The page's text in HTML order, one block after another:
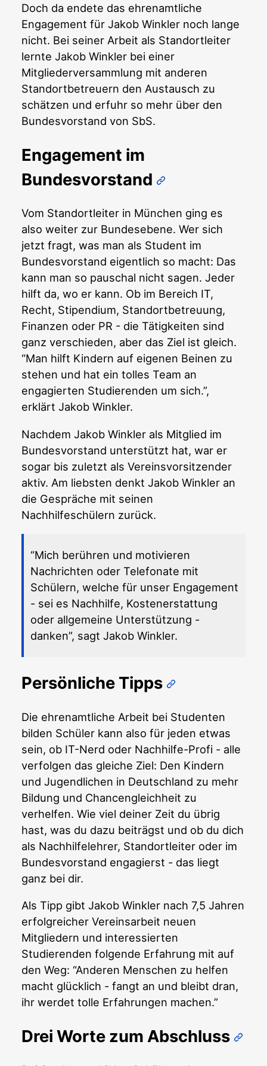
Doch da endete das ehrenamtliche
Engagement für Jakob Winkler noch lange
nicht. Bei seiner Arbeit als Standortleiter
lernte Jakob Winkler bei einer
Mitgliederversammlung mit anderen
Standortbetreuern den Austausch zu
schätzen und erfuhr so mehr über den
Bundesvorstand von SbS.
Engagement im
Bundesvorstand
Vom Standortleiter in München ging es
also weiter zur Bundesebene. Wer sich
jetzt fragt, was man als Student im
Bundesvorstand eigentlich so macht: Das
kann man so pauschal nicht sagen. Jeder
hilft da, wo er kann. Ob im Bereich IT,
Recht, Stipendium, Standortbetreuung,
Finanzen oder PR - die Tätigkeiten sind
ganz verschieden, aber das Ziel ist gleich.
“Man hilft Kindern auf eigenen Beinen zu
stehen und hat ein tolles Team an
engagierten Studierenden um sich.”,
erklärt Jakob Winkler.
Nachdem Jakob Winkler als Mitglied im
Bundesvorstand unterstützt hat, war er
sogar bis zuletzt als Vereinsvorsitzender
aktiv. Am liebsten denkt Jakob Winkler an
die Gespräche mit seinen
Nachhilfeschülern zurück.
“Mich berühren und motivieren
Nachrichten oder Telefonate mit
Schülern, welche für unser Engagement
- sei es Nachhilfe, Kostenerstattung
oder allgemeine Unterstützung -
danken”, sagt Jakob Winkler.
Persönliche Tipps
Die ehrenamtliche Arbeit bei Studenten
bilden Schüler kann also für jeden etwas
sein, ob IT-Nerd oder Nachhilfe-Profi - alle
verfolgen das gleiche Ziel: Den Kindern
und Jugendlichen in Deutschland zu mehr
Bildung und Chancengleichheit zu
verhelfen. Wie viel deiner Zeit du übrig
hast, was du dazu beiträgst und ob du dich
als Nachhilfelehrer, Standortleiter oder im
Bundesvorstand engagierst - das liegt
ganz bei dir.
Als Tipp gibt Jakob Winkler nach 7,5 Jahren
erfolgreicher Vereinsarbeit neuen
Mitgliedern und interessierten
Studierenden folgende Erfahrung mit auf
den Weg: “Anderen Menschen zu helfen
macht glücklich - fangt an und bleibt dran,
ihr werdet tolle Erfahrungen machen.”
Drei Worte zum Abschluss